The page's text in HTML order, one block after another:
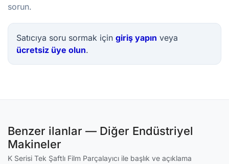
sorun.
Satıcıya soru sormak için giriş yapın veya
ücretsiz üye olun.
Benzer ilanlar — Diğer Endüstriyel
Makineler
K Serisi Tek Şaftlı Film Parçalayıcı ile başlık ve açıklama